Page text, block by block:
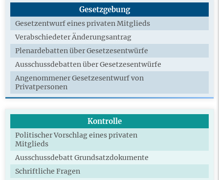
Gesetzgebung
Gesetzentwurf eines privaten Mitglieds
Verabschiedeter Änderungsantrag
Plenardebatten über Gesetzesentwürfe
Ausschussdebatten über Gesetzesentwürfe
Angenommener Gesetzesentwurf von
Privatpersonen
Kontrolle
Politischer Vorschlag eines privaten
Mitglieds
Ausschussdebatt Grundsatzdokumente
Schriftliche Fragen